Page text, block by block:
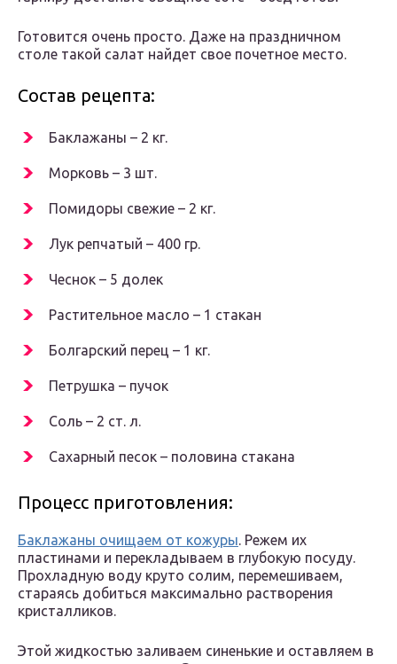
Готовится очень просто. Даже на праздничном
столе такой салат найдет свое почетное место.
Состав рецепта:
Баклажаны – 2 кг.
Морковь – 3 шт.
Помидоры свежие – 2 кг.
Лук репчатый – 400 гр.
Чеснок – 5 долек
Растительное масло – 1 стакан
Болгарский перец – 1 кг.
Петрушка – пучок
Соль – 2 ст. л.
Сахарный песок – половина стакана
Процесс приготовления:
Баклажаны очищаем от кожуры. Режем их
пластинами и перекладываем в глубокую посуду.
Прохладную воду круто солим, перемешиваем,
стараясь добиться максимально растворения
кристалликов.
Этой жидкостью заливаем синенькие и оставляем в